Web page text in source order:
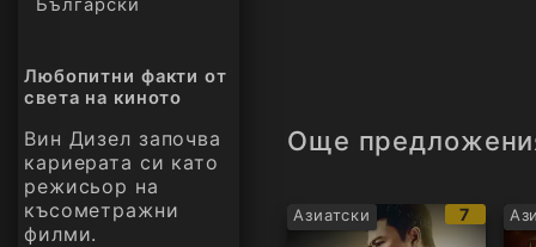
Български
Любопитни факти от
света на киното
Вин Дизел започва
кариерата си като
режисьор на
късометражни
филми.
Още
Азиатски
IMDb
7